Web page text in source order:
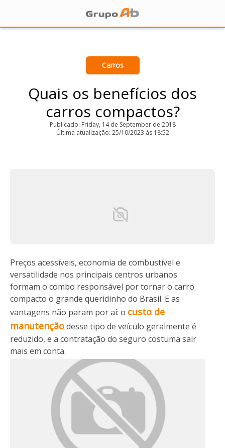
Carros
Quais os benefícios dos
carros compactos?
Publicado: Friday, 14 de September de 2018
Última atualização: 25/10/2023 às 18:52
Preços acessíveis, economia de combustível e
versatilidade nos principais centros urbanos
formam o combo responsável por tornar o carro
compacto o grande queridinho do Brasil. E as
vantagens não param por aí: o custo de
manutençãodesse tipo de veículo geralmente é
reduzido, e a contratação do seguro costuma sair
mais em conta.